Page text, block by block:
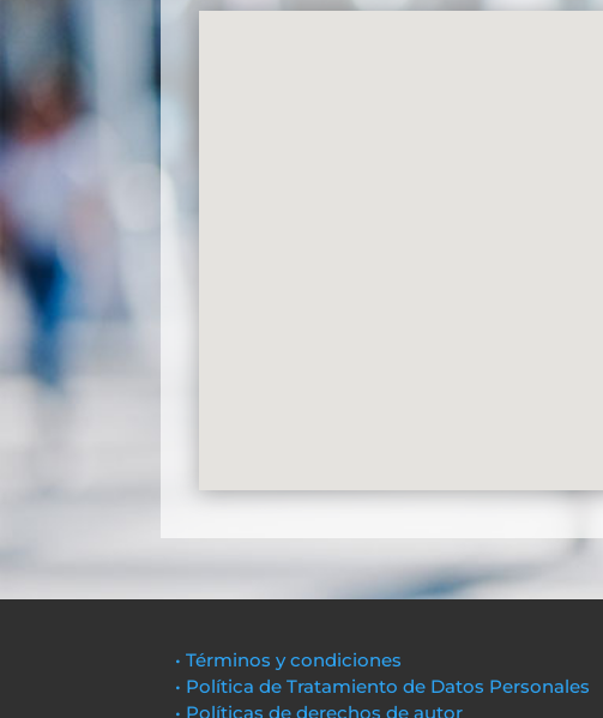
• Términos y condiciones
• Política de Tratamiento de Datos Personales
• Políticas de derechos de autor